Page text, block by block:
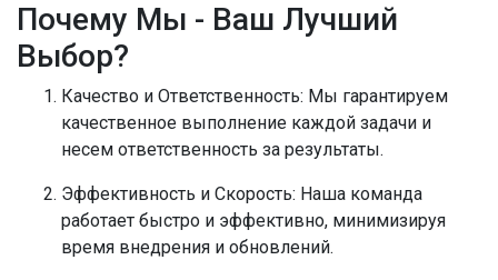
Почему Мы - Ваш Лучший
Выбор?
Качество и Ответственность: Мы гарантируем
качественное выполнение каждой задачи и
несем ответственность за результаты.
Эффективность и Скорость: Наша команда
работает быстро и эффективно, минимизируя
время внедрения и обновлений.